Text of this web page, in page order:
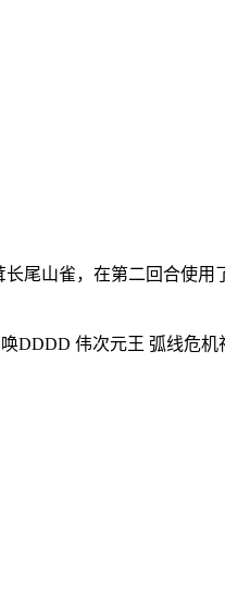
尾山雀，在第二回合使
DDDD 伟次元王 弧线危机